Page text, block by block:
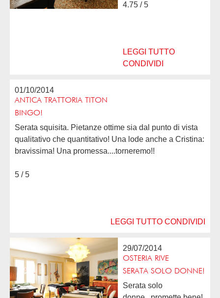
cordialità di Giovanna,
gastronomico. Al...
4.75 / 5
LEGGI TUTTO
CONDIVIDI
01/10/2014
ANTICA TRATTORIA TITON
BINGO!
Serata squisita. Pietanze ottime sia dal punto di vista
qualitativo che quantitativo! Una lode anche a Cristina:
bravissima! Una promessa....torneremo!!
5 / 5
LEGGI TUTTO CONDIVIDI
29/07/2014
OSTERIA RIVE
SERATA SOLO DONNE!
Serata solo